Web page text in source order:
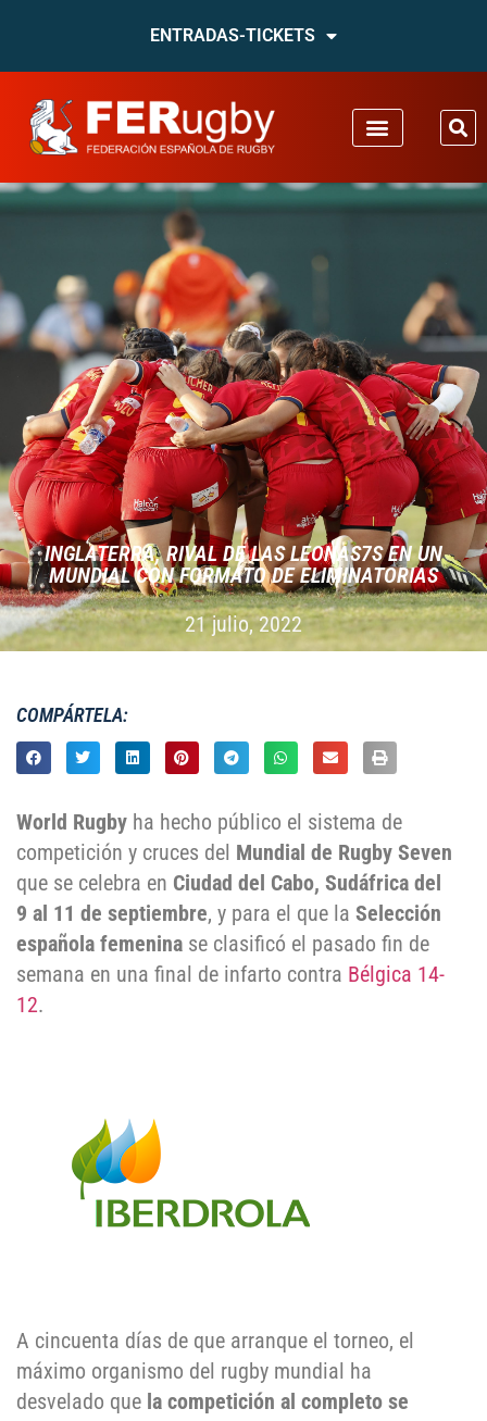
ENTRADAS-TICKETS
INGLATERRA, RIVAL DE LAS LEONAS7S EN UN
MUNDIAL CON FORMATO DE ELIMINATORIAS
21 julio, 2022
COMPÁRTELA:
World Rugby ha hecho público el sistema de
competición y cruces del Mundial de Rugby Seven
que se celebra en Ciudad del Cabo, Sudáfrica del
9 al 11 de septiembre, y para el que la Selección
española femenina se clasificó el pasado fin de
semana en una final de infarto contra Bélgica 14-
12.
A cincuenta días de que arranque el torneo, el
máximo organismo del rugby mundial ha
desvelado que la competición al completo se